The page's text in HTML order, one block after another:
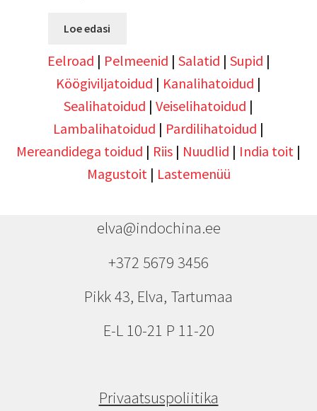
Loe edasi
Eelroad | Pelmeenid | Salatid | Supid |
Köögiviljatoidud | Kanalihatoidud |
Sealihatoidud | Veiselihatoidud |
Lambalihatoidud | Pardilihatoidud |
Mereandidega toidud | Riis | Nuudlid | India toit |
Magustoit| Lastemenüü
elva@indochina.ee
+372 5679 3456
Pikk 43, Elva, Tartumaa
E-L 10-21 P 11-20
Privaatsuspoliitika